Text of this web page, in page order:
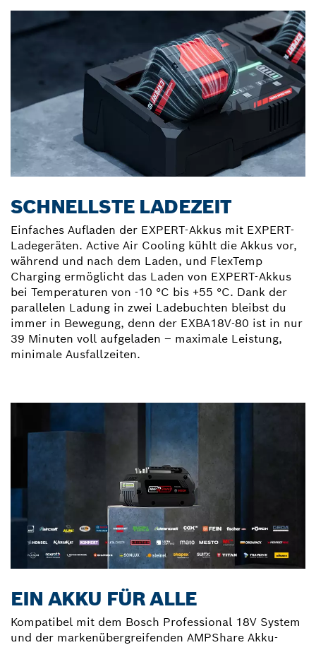
SCHNELLSTE LADEZEIT
Einfaches Aufladen der EXPERT-Akkus mit EXPERT-
Ladegeräten. Active Air Cooling kühlt die Akkus vor,
während und nach dem Laden, und FlexTemp
Charging ermöglicht das Laden von EXPERT-Akkus
bei Temperaturen von -10 °C bis +55 °C. Dank der
parallelen Ladung in zwei Ladebuchten bleibst du
immer in Bewegung, denn der EXBA18V-80 ist in nur
39 Minuten voll aufgeladen – maximale Leistung,
minimale Ausfallzeiten.
EIN AKKU FÜR ALLE
Kompatibel mit dem Bosch Professional 18V System
und der markenübergreifenden AMPShare Akku-